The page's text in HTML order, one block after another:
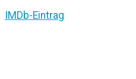
IMDb-Eintrag